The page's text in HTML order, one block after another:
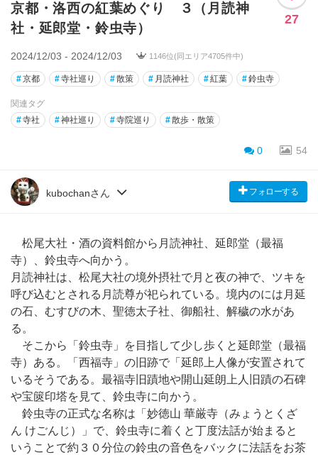
京都・洛西の紅葉めぐり ３（月読神
社・延郎堂・鈴虫寺）
27
2024/12/03 - 2024/12/03 1146位(同エリア4705件中)
#京都 #寺社巡り #散策 # 月読神社 #紅葉 #鈴虫寺
関連タグ
#寺社 #神社巡り #寺院巡り #散歩・散策
0 54
kubochanさん フォローする
松尾大社・酒の資料館から月読神社、延郎堂（最福
寺）、鈴虫寺へ向かう。
月読神社は、松尾大社の境外摂社で月と夜の神で、ツキを
呼び込むとされる月読尊が祀られている。境内のには月延
の石、むすびの木、聖徳太子社、御船社、解穢の水があ
る。
そこから「鈴虫寺」を目指して少し歩くと延郎堂（最福
寺）ある。「西福寺」の旧跡で「延郎上人像が安置されて
いるそうである。最福寺旧蹟地や開山延朗上人旧蹟の石碑
や宝篋印塔を見て、鈴虫寺に向かう。
鈴虫寺の正式な名称は「妙徳山 華厳寺（みょうとくざ
ん けごんじ）」で、鈴虫寺に着くと丁度法話が始まると
いうことで約３０分位の鈴虫の音色をバックに法話をお茶